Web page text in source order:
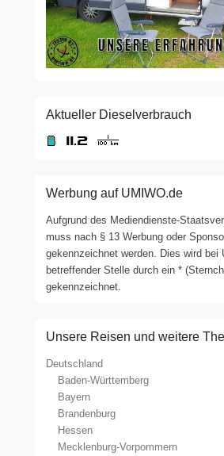
Aktueller Dieselverbrauch
Werbung auf UMIWO.de
Aufgrund des Mediendienste-
muss nach § 13 Werbung oder
gekennzeichnet werden. Dies wird bei
betreffender Stelle durch ein *
gekennzeichnet.
Unsere Reisen und weitere
Deutschland
Baden-Württemberg
Bayern
Brandenburg
Hessen
Mecklenburg-Vorpommern